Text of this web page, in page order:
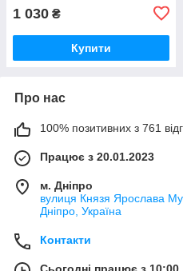
1 030 ₴
Купити
Про нас
100% позитивних з 761
Працює з 20.01.2023
м. Дніпро
вулиця Князя Ярослава
Дніпро, Україна
Контакти